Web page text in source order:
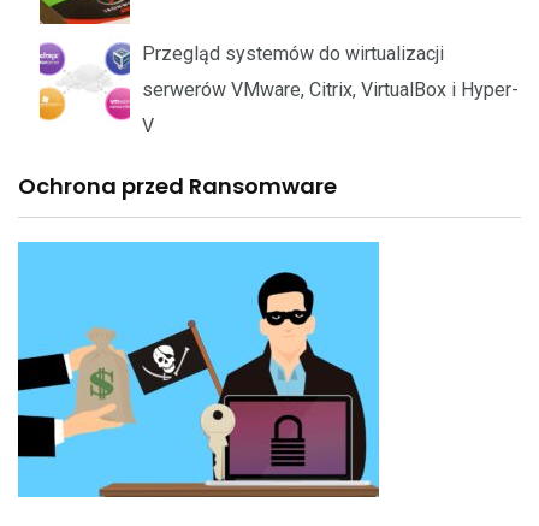
Przegląd systemów do wirtualizacji
serwerów VMware, Citrix, VirtualBox i Hyper-
V
Ochrona przed Ransomware